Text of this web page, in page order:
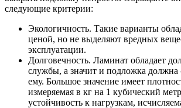
следующие критерии:
Экологичность. Такие варианты
ценой, но не выделяют вредных
эксплуатации.
Долговечность. Ламинат обладает
службы, а значит и подложка должна
ему. Большое значение имеет
измеряемая в кг на 1 кубический
устойчивость к нагрузкам,